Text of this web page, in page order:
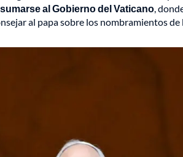
al Gobierno del Vaticano,
al papa sobre los nombramientos de